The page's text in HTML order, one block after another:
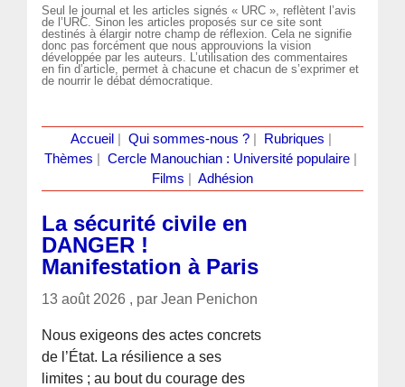
Seul le journal et les articles signés « URC », reflètent l’avis
de l’URC. Sinon les articles proposés sur ce site sont
destinés à élargir notre champ de réflexion. Cela ne signifie
donc pas forcément que nous approuvions la vision
développée par les auteurs. L’utilisation des commentaires
en fin d’article, permet à chacune et chacun de s’exprimer et
de nourrir le débat démocratique.
Accueil Qui sommes-nous ?| Rubriques
Thèmes
Cercle Manouchian : Université populaire
Films
Adhésion
La sécurité civile en
DANGER !
Manifestation à Paris
13 août 2026 , par Jean Penichon
Nous exigeons des actes concrets
de l’État. La résilience a ses
limites ; au bout du courage des